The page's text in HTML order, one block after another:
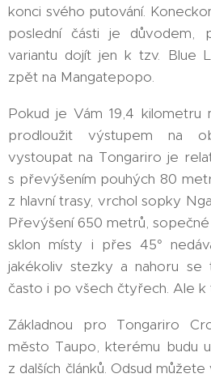
konci svého putování.
poslední části je důvodem,
variantu dojít jen k tzv. Blue
zpět na Mangatepopo.
Pokud je Vám 19,4 kilometru
prodloužit výstupem na
vystoupat na Tongariro je
s převýšením pouhých 80
z hlavní trasy, vrchol sopky
Převýšení 650 metrů,
sklon místy i přes 45°
jakékoliv stezky a nahoru se
často i po všech čtyřech. Ale k
Základnou pro Tongariro
město Taupo, kterému budu
z dalších článků. Odsud